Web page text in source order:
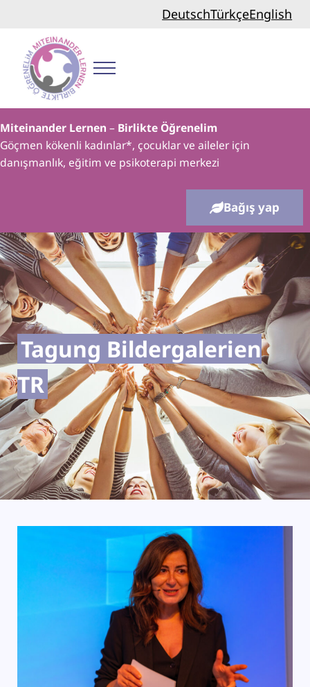
Skip to header right navigationDeutschTürkçeEnglish
Menu
Miteinander Lernen – Birlikte Öğrenelim
Göçmen kökenli kadınlar*, çocuklar ve aileler için
danışmanlık, eğitim ve psikoterapi merkezi
Bağış yap
Tagung Bildergalerien
TR